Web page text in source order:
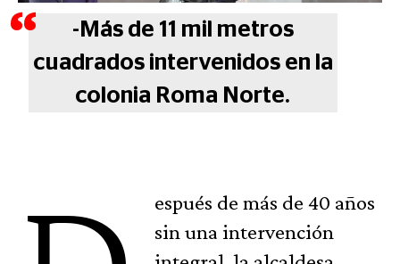
-Más de 11 mil metros
cuadrados intervenidos en la
colonia Roma Norte.
espués de más de 40 años
sin una intervención